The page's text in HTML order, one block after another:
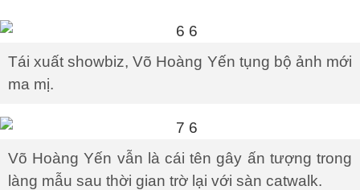
Tái xuất showbiz, Võ Hoàng Yến tụng bộ ảnh mới
ma mị.
Võ Hoàng Yến vẫn là cái tên gây ấn tượng trong
làng mẫu sau thời gian trờ lại với sàn catwalk.